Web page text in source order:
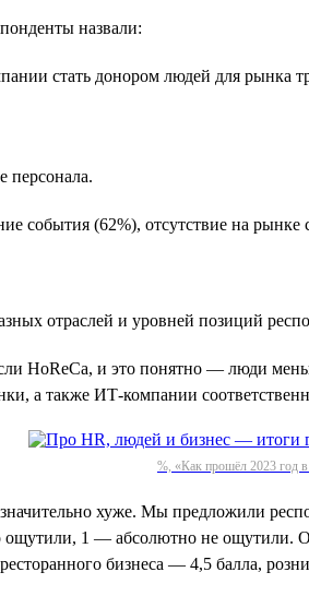
назвали:
стать донором людей для рынка
персонала.
события (62%), отсутствие на
отраслей и уровней позиций
HoReCa, и это понятно — люди
а также ИТ-компании
%, «Как прошёл 2023 год
хуже. Мы предложили
1 — абсолютно не ощутили.
бизнеса — 4,5 балла,